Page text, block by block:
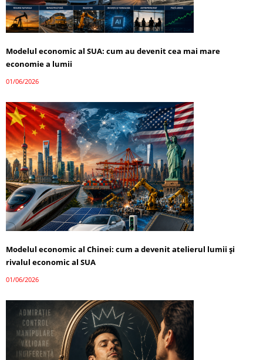
Modelul economic al SUA: cum au devenit cea mai mare
economie a lumii
01/06/2026
Modelul economic al Chinei: cum a devenit atelierul lumii și
rivalul economic al SUA
01/06/2026